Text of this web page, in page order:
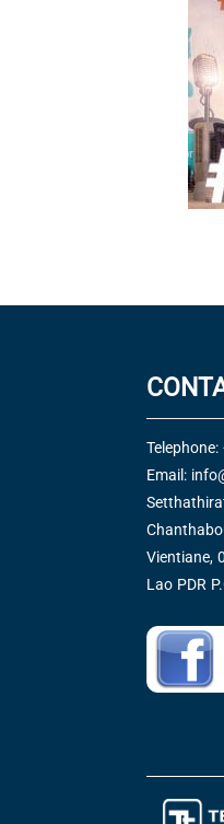
Email:
Vientiane,
Lao PDR